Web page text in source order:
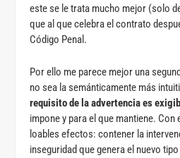
este se le trata mucho mejor (solo
que al que celebra el contrato
Código Penal.
Por ello me parece mejor una
no sea la semánticamente más
requisito de la advertencia es
impone y para el que mantiene.
loables efectos: contener la
inseguridad que genera el nuevo